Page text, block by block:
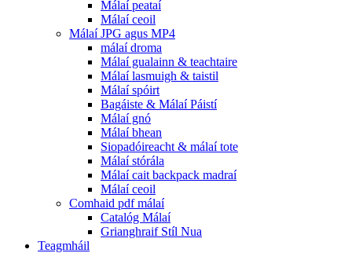
Málaí peataí
Málaí ceoil
Málaí JPG agus MP4
málaí droma
Málaí gualainn & teachtaire
Málaí lasmuigh & taistil
Málaí spóirt
Bagáiste & Málaí Páistí
Málaí gnó
Málaí bhean
Siopadóireacht & málaí tote
Málaí stórála
Málaí cait backpack madraí
Málaí ceoil
Comhaid pdf málaí
Catalóg Málaí
Grianghraif Stíl Nua
Teagmháil